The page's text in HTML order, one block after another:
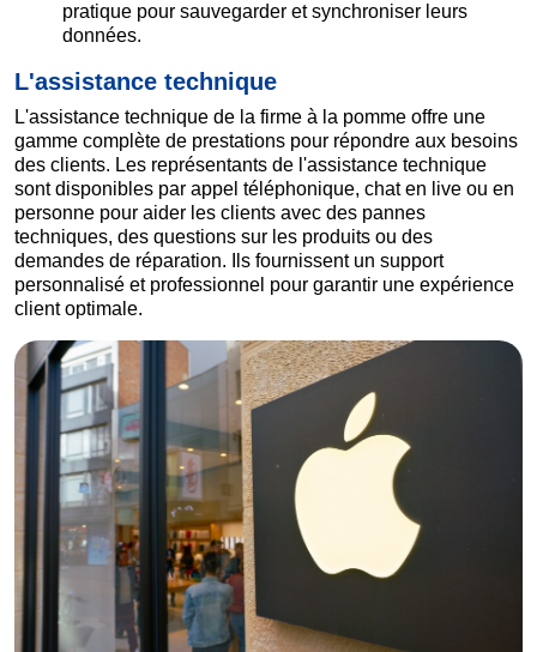
pratique pour sauvegarder et synchroniser leurs
données.
L'assistance technique
L'assistance technique de la firme à la pomme offre une
gamme complète de prestations pour répondre aux besoins
des clients. Les représentants de l'assistance technique
sont disponibles par appel téléphonique, chat en live ou en
personne pour aider les clients avec des pannes
techniques, des questions sur les produits ou des
demandes de réparation. Ils fournissent un support
personnalisé et professionnel pour garantir une expérience
client optimale.